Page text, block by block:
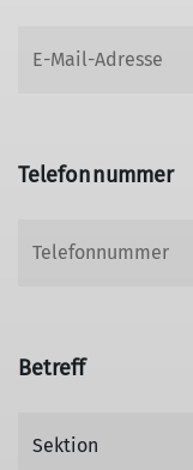
Telefonnummer
Betreff